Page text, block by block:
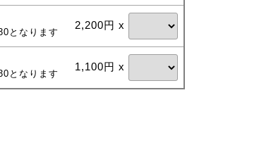
となります
2,200円 x
となります
1,100円 x